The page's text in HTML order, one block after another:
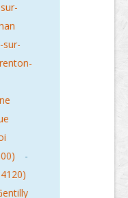
sur-
-